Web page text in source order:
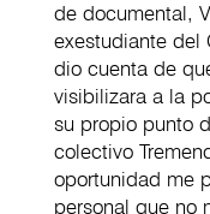
de documental,
exestudiante del
dio cuenta de
visibilizara a la
su propio punto
colectivo
oportunidad me
personal que no